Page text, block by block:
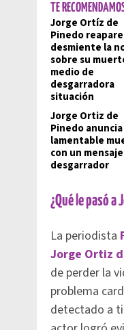
TE
Jorge Ortíz de
Pinedo
desmiente la
sobre su
medio de
desgarradora
situación
Jorge Ortiz de
Pinedo
lamentable
con un mensaje
desgarrador
¿Qué le pasó a
La periodista
Jorge Ortiz
de perder la
problema
detectado a